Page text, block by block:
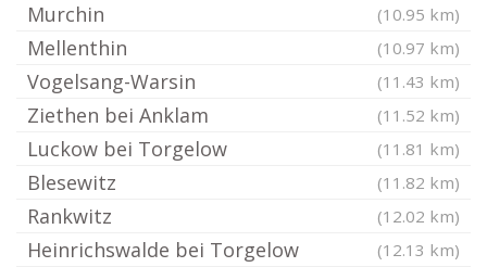
Murchin (10.95 km)
Mellenthin (10.97 km)
Vogelsang-Warsin (11.43 km)
Ziethen bei Anklam (11.52 km)
Luckow bei Torgelow (11.81 km)
Blesewitz (11.82 km)
Rankwitz (12.02 km)
Heinrichswalde bei Torgelow (12.13 km)